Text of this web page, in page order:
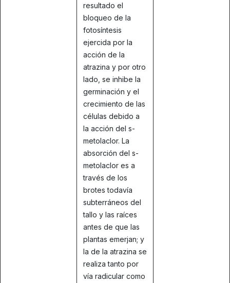
resultado el
bloqueo de la
fotosíntesis
ejercida por la
acción de la
atrazina y por otro
lado, se inhibe la
germinación y el
crecimiento de las
células debido a
la acción del s-
metolaclor. La
absorción del s-
metolaclor es a
través de los
brotes todavía
subterráneos del
tallo y las raíces
antes de que las
plantas emerjan; y
la de la atrazina se
realiza tanto por
vía radicular como